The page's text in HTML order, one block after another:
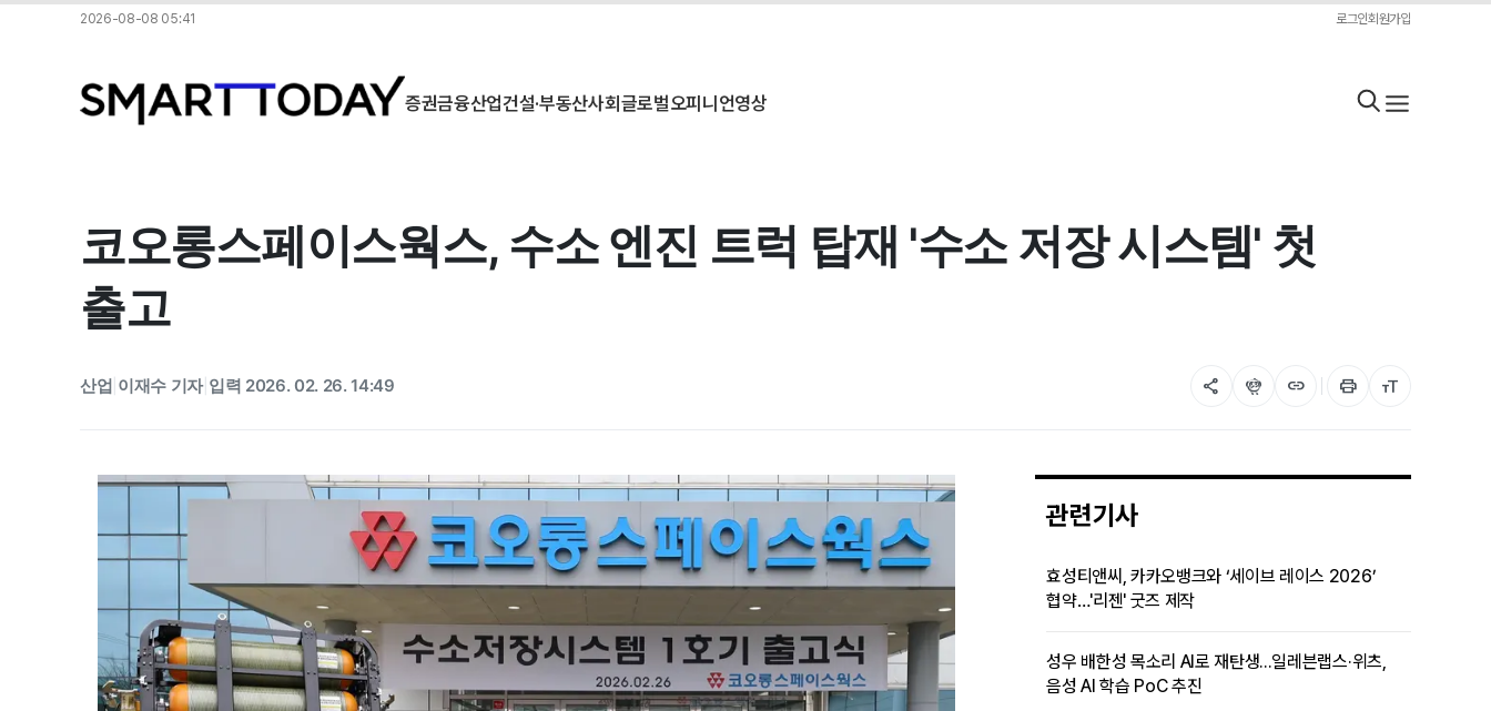
2026-08-08 05:41 로그인회원가입
증권금융산업건설·부동산사회글로벌오피니언영상
코오롱스페이스웍스, 수소 엔진 트럭 탑재 '수소 저장 시스템' 첫
출고
산업 이재수 기자| 입력 2026. 02. 26. 14:49 share flutter_dash link print format_size
관련기사
효성티앤씨, 카카오뱅크와 ‘세이브 레이스 2026’
협약…'리젠' 굿즈 제작
성우 배한성 목소리 AI로 재탄생...일레븐랩스·위츠,
음성 AI 학습 PoC 추진